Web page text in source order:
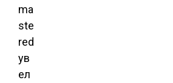
ma
ste
red
ув
ел